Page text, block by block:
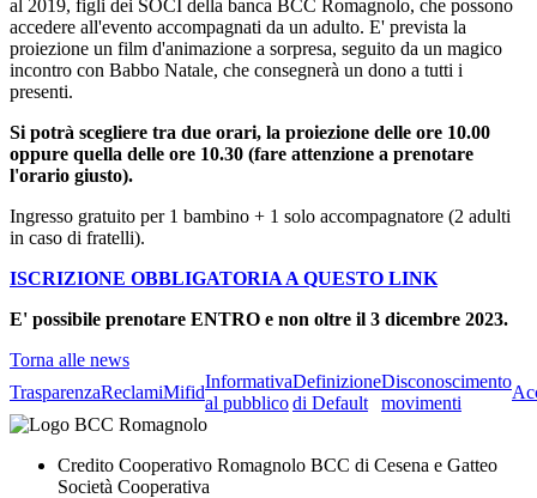
al 2019, figli dei SOCI della banca BCC Romagnolo, che possono
accedere all'evento accompagnati da un adulto. E' prevista la
proiezione un film d'animazione a sorpresa, seguito da un magico
incontro con Babbo Natale, che consegnerà un dono a tutti i
presenti.
Si potrà scegliere tra due orari, la proiezione delle ore 10.00
oppure quella delle ore 10.30 (fare attenzione a prenotare
l'orario giusto).
Ingresso gratuito per 1 bambino + 1 solo accompagnatore (2 adulti
in caso di fratelli).
ISCRIZIONE OBBLIGATORIA A QUESTO LINK
E' possibile prenotare ENTRO e non oltre il 3 dicembre 2023.
Torna alle news
TrasparenzaReclamiMifid
Informativa
al pubblico
Definizione
di Default
Disconoscimento
movimenti
Credito Cooperativo Romagnolo BCC di Cesena e Gatteo
Società Cooperativa